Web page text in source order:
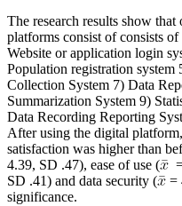
The research results show
platforms consist of consists
Website or application login
Population registration
Collection System 7) Data
Summarization System 9)
Data Recording Reporting
After using the digital
satisfaction was higher than
4.39, SD .47), ease of use (
SD .41) and data security (
=
significance.